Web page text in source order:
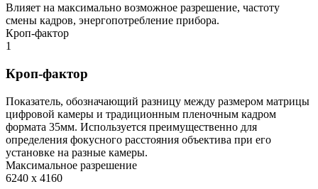
Влияет на максимально возможное разрешение, частоту
смены кадров, энергопотребление прибора.
Кроп-фактор
1
Кроп-фактор
Показатель, обозначающий разницу между размером матрицы
цифровой камеры и традиционным пленочным кадром
формата 35мм. Используется преимущественно для
определения фокусного расстояния объектива при его
установке на разные камеры.
Максимальное разрешение
6240 x 4160